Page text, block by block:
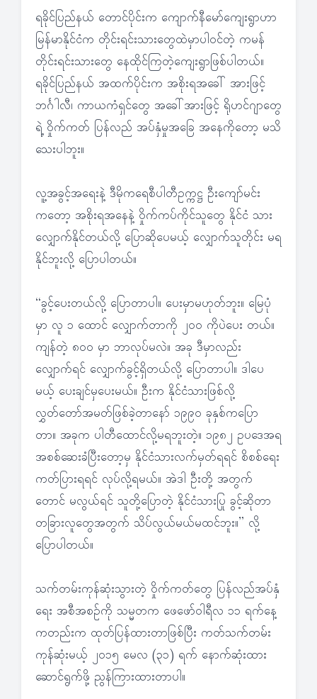
ရခိုင်ပြည်နယ် တောင်ပိုင်းက ကျောက်နီမော်ကျေးရွာဟာ
မြန်မာနိုင်ငံက တိုင်းရင်းသားတွေထဲမှာပါဝင်တဲ့ ကမန်
တိုင်းရင်းသားတွေ နေထိုင်ကြတဲ့ကျေးရွာဖြစ်ပါတယ်။
ရခိုင်ပြည်နယ် အထက်ပိုင်းက အစိုးရအခေါ် အားဖြင့်
ဘင်္ဂါလီ၊ ကာယကံရှင်တွေ အခေါ်အားဖြင့် ရိုဟင်ဂျာတွေ
ရဲ့ ဝှိုက်ကတ် ပြန်လည် အပ်နှံမှုအခြေ အနေကိုတော့ မသိ
သေးပါဘူး။
လူ့အခွင့်အရေးနဲ့ ဒီမိုကရေစီပါတီဥက္ကဋ္ဌ ဦးကျော်မင်း
ကတော့ အစိုးရအနေနဲ့ ဝှိုက်ကပ်ကိုင်သူတွေ နိုင်ငံ သား
လျှောက်နိုင်တယ်လို့ ပြောဆိုပေမယ့် လျှောက်သူတိုင်း မရ
နိုင်ဘူးလို့ ပြောပါတယ်။
“ခွင့်ပေးတယ်လို့ ပြောတာပါ။ ပေးမှာမဟုတ်ဘူး။ မြေပုံ
မှာ လူ ၁ ထောင် လျှောက်တာကို ၂၀၀ ကိုပဲပေး တယ်။
ကျန်တဲ့ ၈၀၀ မှာ ဘာလုပ်မလဲ။ အခု ဒီမှာလည်း
လျှောက်ရင် လျှောက်ခွင့်ရှိတယ်လို့ ပြောတာပါ။ ဒါပေ
မယ့် ပေးချင်မှပေးမယ်။ ဦးက နိုင်ငံသားဖြစ်လို့
လွှတ်တော်အမတ်ဖြစ်ခဲ့တာနော် ၁၉၉၀ ခုနှစ်ကပြော
တာ။ အခုက ပါတီထောင်လို့မရဘူးတဲ့။ ၁၉၈၂ ဥပဒေအရ
အစစ်ဆေးခံပြီးတော့မှ နိုင်ငံသားလက်မှတ်ရရင် စိစစ်ရေး
ကတ်ပြားရရင် လုပ်လို့ရမယ်။ အဲဒါ ဦးတို့ အတွက်
တောင် မလွယ်ရင် သူတို့ပြောတဲ့ နိုင်ငံသားပြု ခွင့်ဆိုတာ
တခြားလူတွေအတွက် သိပ်လွယ်မယ်မထင်ဘူး။” လို့
ပြောပါတယ်။
သက်တမ်းကုန်ဆုံးသွားတဲ့ ဝှိုက်ကတ်တွေ ပြန်လည်အပ်နှံ
ရေး အစီအစဉ်ကို သမ္မတက ဖေဖော်ဝါရီလ ၁၁ ရက်နေ့
ကတည်းက ထုတ်ပြန်ထားတာဖြစ်ပြီး ကတ်သက်တမ်း
ကုန်ဆုံးမယ့် ၂၀၁၅ မေလ (၃၁) ရက် နောက်ဆုံးထား
ဆောင်ရွက်ဖို့ ညွန်ကြားထားတာပါ။